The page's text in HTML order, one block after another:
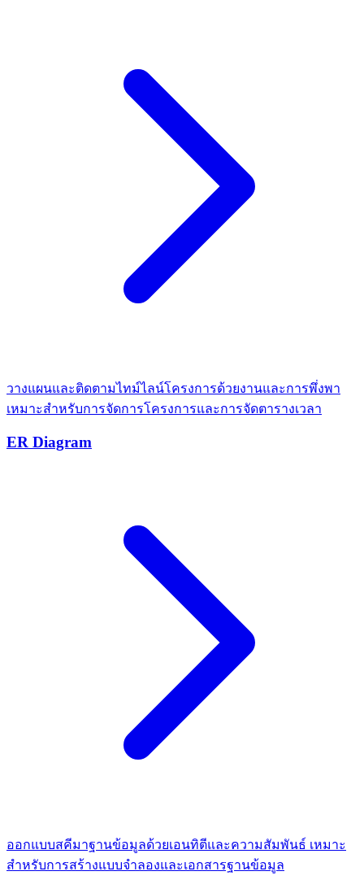
วางแผนและติดตามไทม์ไลน์โครงการด้วยงานและการพึ่งพา
เหมาะสำหรับการจัดการโครงการและการจัดตารางเวลา
ER Diagram
ออกแบบสคีมาฐานข้อมูลด้วยเอนทิตีและความสัมพันธ์ เหมาะ
สำหรับการสร้างแบบจำลองและเอกสารฐานข้อมูล